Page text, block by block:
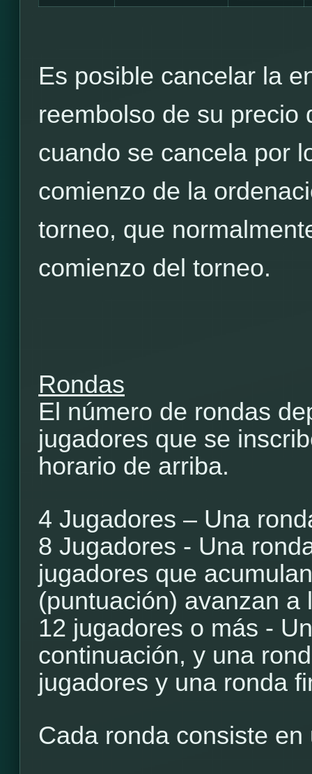
Es posible cancelar la
reembolso de su precio
cuando se cancela por
comienzo de la
torneo, que
comienzo del torneo.
Rondas
El número de rondas
jugadores que se
horario de arriba.
4 Jugadores – Una
8 Jugadores - Una
jugadores que
(puntuación) avanzan
12 jugadores o más -
continuación, y una
jugadores y una ronda
Cada ronda consiste